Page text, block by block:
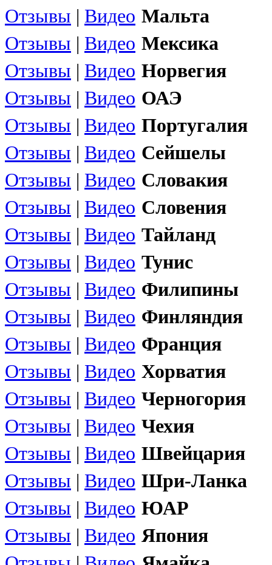
Отзывы | Видео Мальта
Отзывы | Видео Мексика
Отзывы | Видео Норвегия
Отзывы | Видео ОАЭ
Отзывы | Видео Португалия
Отзывы | Видео Сейшелы
Отзывы | Видео Словакия
Отзывы | Видео Словения
Отзывы | Видео Тайланд
Отзывы | Видео Тунис
Отзывы | Видео Филипины
Отзывы | Видео Финляндия
Отзывы | Видео Франция
Отзывы | Видео Хорватия
Отзывы | Видео Черногория
Отзывы | Видео Чехия
Отзывы | Видео Швейцария
Отзывы | Видео Шри-Ланка
Отзывы | Видео ЮАР
Отзывы | Видео Япония